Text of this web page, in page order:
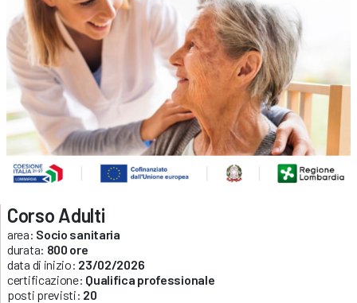
Corso Adulti
area: Socio sanitaria
durata: 800 ore
data di inizio: 23/02/2026
certificazione: Qualifica professionale
posti previsti: 20